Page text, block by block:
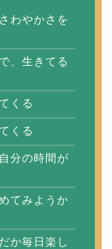
わやかさを
、生きてる
くる
くる
分の時間が
てみようか
か毎日楽し